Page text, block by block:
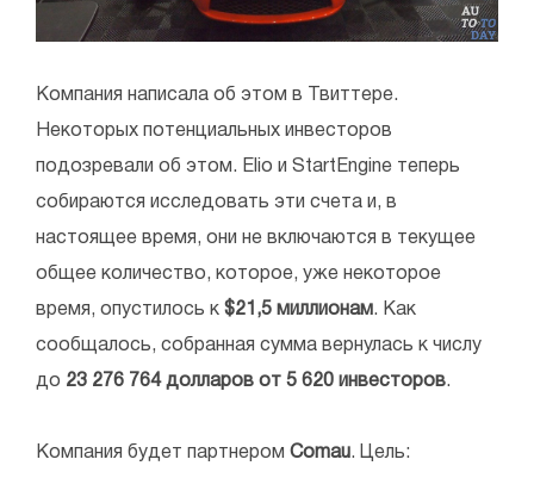
Компания написала об этом в Твиттере.
Некоторых потенциальных инвесторов
подозревали об этом. Elio и StartEngine теперь
собираются исследовать эти счета и, в
настоящее время, они не включаются в текущее
общее количество, которое, уже некоторое
время, опустилось к $21,5 миллионам . Как
сообщалось, собранная сумма вернулась к числу
до 23 276 764 долларов от 5 620 инвесторов.
Компания будет партнером Comau . Цель: